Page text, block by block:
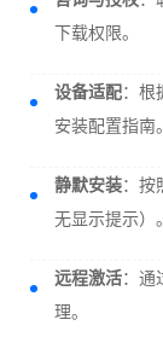
下载权限。
设备适配：根
安装配置指南。
静默安装：按
无显示提示）。
远程激活：通
理。